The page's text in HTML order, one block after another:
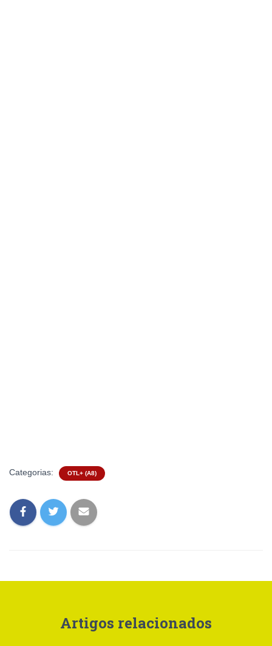
Categorias: OTL+ (A8)
Artigos relacionados